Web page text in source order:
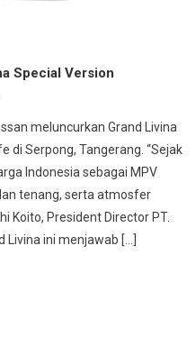
Special Version
meluncurkan Grand Livina
di Serpong, Tangerang. “Sejak
Indonesia sebagai MPV
tenang, serta atmosfer
Koito, President Director PT.
Livina ini menjawab […]